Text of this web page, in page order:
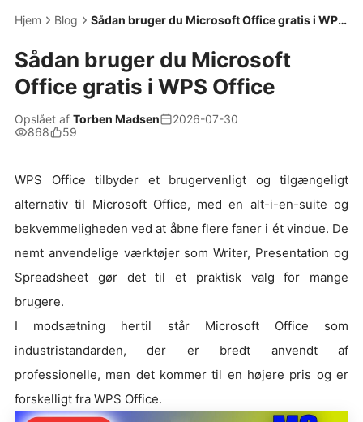
Hjem Blog Sådan bruger du Microsoft Office gratis i WPS Office
Sådan bruger du Microsoft
Office gratis i WPS Office
Opslået af Torben Madsen
2026-07-30
868
59
WPS Office tilbyder et brugervenligt og tilgængeligt
alternativ til Microsoft Office, med en alt-i-en-suite og
bekvemmeligheden ved at åbne flere faner i ét vindue. De
nemt anvendelige værktøjer som Writer, Presentation og
Spreadsheet gør det til et praktisk valg for mange
brugere.
I modsætning hertil står Microsoft Office som
industristandarden, der er bredt anvendt af
professionelle, men det kommer til en højere pris og er
forskelligt fra WPS Office.